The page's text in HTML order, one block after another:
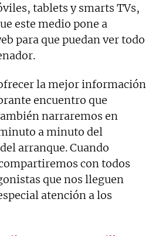
tablets y smarts TVs,
este medio pone a
para que puedan ver todo
la mejor información
encuentro que
narraremos en
a minuto del
arranque. Cuando
con todos
que nos lleguen
atención a los